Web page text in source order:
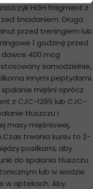
HGH fragment z
śniadaniem. Druga
przed treningiem lub
1 godzinę przed
400 mcg
samodzielnie,
innymi peptydami.
mięśni oprócz
z CJC-1295 lub CJC-
tłuszczu i
masy mięśniowej,
trwania kursu to 2-
posiłkami, aby
do spalania tłuszczu.
lub w wodzie
w aptekach. Aby